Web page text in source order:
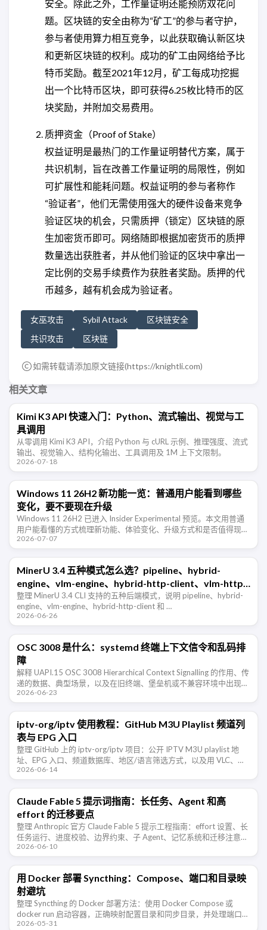
安全。除此之外，工作量证明还能预防双花问
题。区块链的安全由称为“矿工”的参与者守护，
参与者使用算力相互竞争，以此获取确认新区块
和更新区块链的权利。成功的矿工由网络给予比
特币奖励。截至2021年12月，矿工每成功挖掘
出一个比特币区块，即可获得6.25枚比特币的区
块奖励，并附加交易费用。
质押资金（Proof of Stake）
权益证明是最热门的工作量证明替代方案，属于
共识机制，旨在改善工作量证明的局限性，例如
可扩展性和能耗问题。权益证明的参与者称作
“验证者”，他们无需使用强大的硬件设备来竞争
验证区块的机会，只需质押（锁定）区块链的原
生加密货币即可。网络随即根据加密货币的质押
数量选出获胜者，并从他们验证的区块中拿出一
定比例的交易手续费作为获胜者奖励。质押的代
币越多，越有机会成为验证者。
女巫攻击 Sybil Attack
区块链安全
共识攻击
区块链
如需转载请添加原文链接(https://knightli.com)
相关文章
Kimi K3 API 快速入门：Python、流式输出、视觉与工
具调用
从零调用 Kimi K3 API，介绍 Python 与 cURL 示例、推理强度、流式
输出、视觉输入、结构化输出、工具调用及 1M 上下文限制。
2026-07-18
Windows 11 26H2 新功能一览：普通用户能看到哪些
变化，要不要现在升级
Windows 11 26H2 已进入 Insider Experimental 预览。本文用普通
用户能看懂的方式梳理新功能、体验变化、升级方式和是否值得现在
尝鲜。
2026-07-07
MinerU 3.4 五种模式怎么选？pipeline、hybrid-
engine、vlm-engine、hybrid-http-client、vlm-http-
client 一篇看懂
整理 MinerU 3.4 CLI 支持的五种后端模式，说明 pipeline、hybrid-
engine、vlm-engine、hybrid-http-client 和 …
2026-06-26
OSC 3008 是什么：systemd 终端上下文信令和乱码排
障
解释 UAPI.15 OSC 3008 Hierarchical Context Signalling 的作用、传
递的数据、典型场景，以及在旧终端、堡垒机或不兼容环境中出现乱
码时的排查和禁用方法。
2026-06-23
iptv-org/iptv 使用教程：GitHub M3U Playlist 频道列
表与 EPG 入口
整理 GitHub 上的 iptv-org/iptv 项目：公开 IPTV M3U playlist 地
址、EPG 入口、频道数据库、地区/语言筛选方式，以及用 VLC、
IINA、PotPlayer …
2026-06-14
Claude Fable 5 提示词指南：长任务、Agent 和高
effort 的迁移要点
整理 Anthropic 官方 Claude Fable 5 提示工程指南：effort 设置、长
任务运行、进度校验、边界约束、子 Agent、记忆系统和迁移注意事
项。
2026-06-10
用 Docker 部署 Syncthing：Compose、端口和目录映
射避坑
整理 Syncthing 的 Docker 部署方法：使用 Docker Compose 或
docker run 启动容器，正确映射配置目录和同步目录，并处理端口、
防火墙、PUID/PGID 权限和 …
2026-05-31